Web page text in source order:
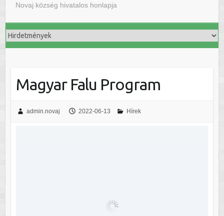
Novaj község hivatalos honlapja
Magyar Falu Program
admin.novaj 2022-06-13 Hírek